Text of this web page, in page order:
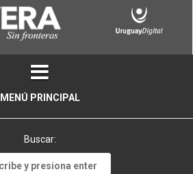
MENÚ PRINCIPAL
Buscar: